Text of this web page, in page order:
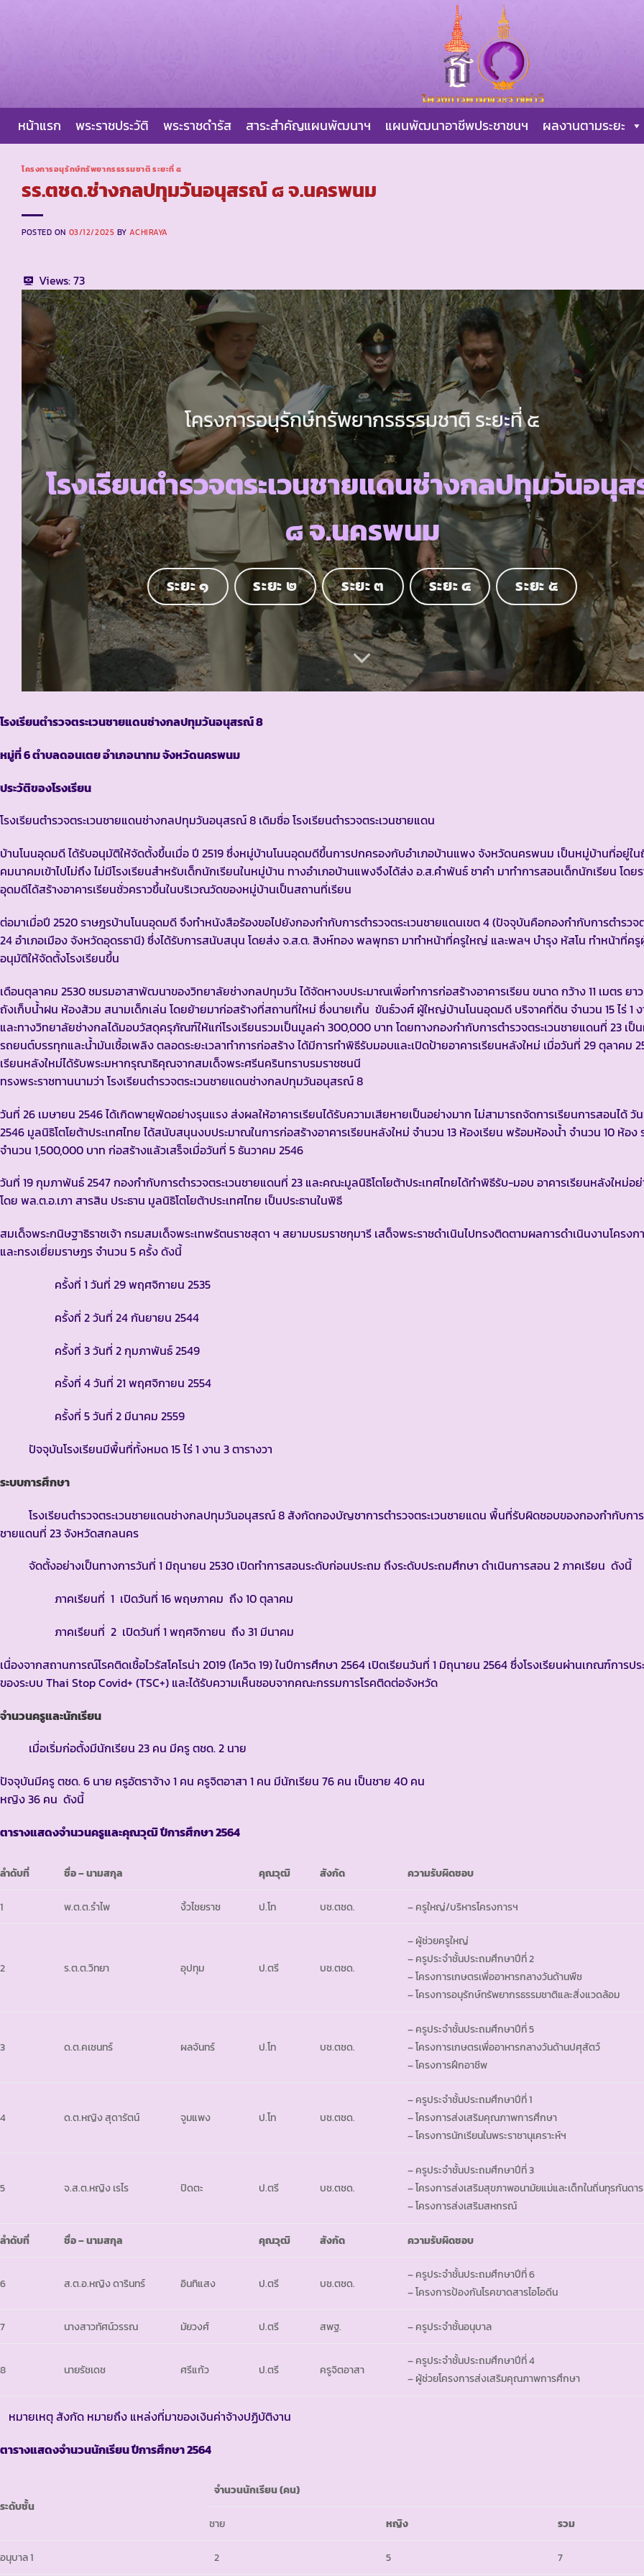
หน้าแรก พระราชประวัติ พระราชดำรัส สาระสำคัญแผนพัฒนาฯ แผนพัฒนาอาชีพประชาชนฯ ผลงานตามระยะ
โครงการอนุรักษ์ทรัพยากรธรรมชาติ ระยะที่ ๕
รร.ตชด.ช่างกลปทุมวันอนุสรณ์ ๘ จ.นครพนม
POSTED ON 03/12/2025 BYACHIRAYA
Views:73
โครงการอนุรักษ์ทรัพยากรธรรมชาติ ระยะที่ ๕
โรงเรียนตำรวจตระเวนชายแดนช่างกลปทุมวันอนุ
๘ จ.นครพนม
ระยะ ๑ ระยะ ๒ ระยะ ๓ ระยะ ๔ ระยะ ๕
โรงเรียนตำรวจตระเวนชายแดนช่างกลปทุมวันอนุสรณ์ 8
หมู่ที่ 6 ตำบลดอนเตย อำเภอนาทม จังหวัดนครพนม
ประวัติของโรงเรียน
โรงเรียนตำรวจตระเวนชายแดนช่างกลปทุมวันอนุสรณ์ 8 เดิมชื่อ โรงเรียนตำรวจตระเวนชายแดน
บ้านโนนอุดมดี ได้รับอนุมัติให้จัดตั้งขึ้นเมื่อ ปี 2519 ซึ่งหมู่บ้านโนนอุดมดีขึ้นการปกครองกับอำเภอบ้านแพง จังหวัดนครพนม เป็นหมู่บ้านที่อยู่ใ
คมนาคมเข้าไปไม่ถึง ไม่มีโรงเรียนสำหรับเด็กนักเรียนในหมู่บ้าน ทางอำเภอบ้านแพงจึงได้ส่ง อ.ส.คำพันธ์ ชาคำ มาทำการสอนเด็กนักเรียน โดย
อุดมดีได้สร้างอาคารเรียนชั่วคราวขึ้นในบริเวณวัดของหมู่บ้านเป็นสถานที่เรียน
ต่อมาเมื่อปี 2520 ราษฎรบ้านโนนอุดมดี จึงทำหนังสือร้องขอไปยังกองกำกับการตำรวจตระเวนชายแดนเขต 4 (ปัจจุบันคือกองกำกับการตำรวจ
24 อำเภอเมือง จังหวัดอุดรธานี) ซึ่งได้รับการสนับสนุน โดยส่ง จ.ส.ต. สิงห์ทอง พลพุทธา มาทำหน้าที่ครูใหญ่ และพลฯ บำรุง หัสโน ทำหน้าที่ครู
อนุมัติให้จัดตั้งโรงเรียนขึ้น
เดือนตุลาคม 2530 ชมรมอาสาพัฒนาของวิทยาลัยช่างกลปทุมวัน ได้จัดหางบประมาณเพื่อทำการก่อสร้างอาคารเรียน ขนาด กว้าง 11 เมตร ยา
ถังเก็บน้ำฝน ห้องส้วม สนามเด็กเล่น โดยย้ายมาก่อสร้างที่สถานที่ใหม่ ซึ่งนายเกิ้น ขันธ์วงศ์ ผู้ใหญ่บ้านโนนอุดมดี บริจาคที่ดิน จำนวน 15 ไร่ 1 ง
และทางวิทยาลัยช่างกลได้มอบวัสดุครุภัณฑ์ให้แก่โรงเรียนรวมเป็นมูลค่า 300,000 บาท โดยทางกองกำกับการตำรวจตระเวนชายแดนที่ 23 เ
รถยนต์บรรทุกและน้ำมันเชื้อเพลิง ตลอดระยะเวลาทำการก่อสร้าง ได้มีการทำพิธีรับมอบและเปิดป้ายอาคารเรียนหลังใหม่ เมื่อวันที่ 29 ตุลาคม
เรียนหลังใหม่ได้รับพระมหากรุณาธิคุณจากสมเด็จพระศรีนครินทราบรมราชชนนี
ทรงพระราชทานนามว่า โรงเรียนตำรวจตระเวนชายแดนช่างกลปทุมวันอนุสรณ์ 8
วันที่ 26 เมษายน 2546 ได้เกิดพายุพัดอย่างรุนแรง ส่งผลให้อาคารเรียนได้รับความเสียหายเป็นอย่างมาก ไม่สามารถจัดการเรียนการสอนได้
2546 มูลนิธิโตโยต้าประเทศไทย ได้สนับสนุนงบประมาณในการก่อสร้างอาคารเรียนหลังใหม่ จำนวน 13 ห้องเรียน พร้อมห้องน้ำ จำนวน 10 ห้อง
จำนวน 1,500,000 บาท ก่อสร้างแล้วเสร็จเมื่อวันที่ 5 ธันวาคม 2546
วันที่ 19 กุมภาพันธ์ 2547 กองกำกับการตำรวจตระเวนชายแดนที่ 23 และคณะมูลนิธิโตโยต้าประเทศไทยได้ทำพิธีรับ-มอบ อาคารเรียนหลังใหม่อ
โดย พล.ต.อ.เภา สารสิน ประธาน มูลนิธิโตโยต้าประเทศไทย เป็นประธานในพิธี
สมเด็จพระกนิษฐาธิราชเจ้า กรมสมเด็จพระเทพรัตนราชสุดา ฯ สยามบรมราชกุมารี เสด็จพระราชดำเนินไปทรงติดตามผลการดำเนินงานโครงก
และทรงเยี่ยมราษฎร จำนวน 5 ครั้ง ดังนี้
ครั้งที่ 1 วันที่ 29 พฤศจิกายน 2535
ครั้งที่ 2 วันที่ 24 กันยายน 2544
ครั้งที่ 3 วันที่ 2 กุมภาพันธ์ 2549
ครั้งที่ 4 วันที่ 21 พฤศจิกายน 2554
ครั้งที่ 5 วันที่ 2 มีนาคม 2559
ปัจจุบันโรงเรียนมีพื้นที่ทั้งหมด 15 ไร่ 1 งาน 3 ตารางวา
ระบบการศึกษา
โรงเรียนตำรวจตระเวนชายแดนช่างกลปทุมวันอนุสรณ์ 8 สังกัดกองบัญชาการตำรวจตระเวนชายแดน พื้นที่รับผิดชอบของกองกำกับการ
ชายแดนที่ 23 จังหวัดสกลนคร
จัดตั้งอย่างเป็นทางการวันที่ 1 มิถุนายน 2530 เปิดทำการสอนระดับก่อนประถม ถึงระดับประถมศึกษา ดำเนินการสอน 2 ภาคเรียน ดังนี้
ภาคเรียนที่ 1 เปิดวันที่ 16 พฤษภาคม ถึง 10 ตุลาคม
ภาคเรียนที่ 2 เปิดวันที่ 1 พฤศจิกายน ถึง 31 มีนาคม
เนื่องจากสถานการณ์โรคติดเชื้อไวรัสโคโรน่า 2019 (โควิด 19) ในปีการศึกษา 2564 เปิดเรียนวันที่ 1 มิถุนายน 2564 ซึ่งโรงเรียนผ่านเกณฑ์การป
ของระบบ Thai Stop Covid+ (TSC+) และได้รับความเห็นชอบจากคณะกรรมการโรคติดต่อจังหวัด
จำนวนครูและนักเรียน
เมื่อเริ่มก่อตั้งมีนักเรียน 23 คน มีครู ตชด. 2 นาย
ปัจจุบันมีครู ตชด. 6 นาย ครูอัตราจ้าง 1 คน ครูจิตอาสา 1 คน มีนักเรียน 76 คน เป็นชาย 40 คน
หญิง 36 คน ดังนี้
ตารางแสดงจำนวนครูและคุณวุฒิ ปีการศึกษา2564
ลำดับที่ ชื่อ– นามสกุล คุณวุฒิ สังกัด ความรับผิดชอบ
1 พ.ต.ต.รำไพ งิ้วไชยราช ป.โท บช.ตชด. – ครูใหญ่/บริหารโครงการฯ
2 ร.ต.ต.วิทยา อุปทุม ป.ตรี บช.ตชด.
– ผู้ช่วยครูใหญ่
– ครูประจำชั้นประถมศึกษาปีที่ 2
– โครงการเกษตรเพื่ออาหารกลางวันด้านพืช
– โครงการอนุรักษ์ทรัพยากรธรรมชาติและสิ่งแวดล้อม
3 ด.ต.คเชนทร์ ผลจันทร์ ป.โท บช.ตชด.
– ครูประจำชั้นประถมศึกษาปีที่ 5
– โครงการเกษตรเพื่ออาหารกลางวันด้านปศุสัตว์
– โครงการฝึกอาชีพ
4 ด.ต.หญิง สุดารัตน์ จูมแพง ป.โท บช.ตชด.
– ครูประจำชั้นประถมศึกษาปีที่ 1
– โครงการส่งเสริมคุณภาพการศึกษา
– โครงการนักเรียนในพระราชานุเคราะห์ฯ
5 จ.ส.ต.หญิง เรไร ปิดตะ ป.ตรี บช.ตชด.
– ครูประจำชั้นประถมศึกษาปีที่ 3
– โครงการส่งเสริมสุขภาพอนามัยแม่และเด็กในถิ่นทุรกันดาร
– โครงการส่งเสริมสหกรณ์
ลำดับที่ ชื่อ– นามสกุล คุณวุฒิ สังกัด ความรับผิดชอบ
6 ส.ต.อ.หญิง ดารินทร์ อินทิแสง ป.ตรี บช.ตชด.
– ครูประจำชั้นประถมศึกษาปีที่ 6
– โครงการป้องกันโรคขาดสารไอโอดีน
7 นางสาวทัศน์วรรณ มัยวงศ์ ป.ตรี สพฐ. – ครูประจำชั้นอนุบาล
8 นายรัชเดช ศรีแก้ว ป.ตรี ครูจิตอาสา
– ครูประจำชั้นประถมศึกษาปีที่ 4
– ผู้ช่วยโครงการส่งเสริมคุณภาพการศึกษา
หมายเหตุ สังกัด หมายถึง แหล่งที่มาของเงินค่าจ้างปฏิบัติงาน
ตารางแสดงจำนวนนักเรียน ปีการศึกษา2564
ระดับชั้น
จำนวนนักเรียน(คน)
ชาย หญิง รวม
อนุบาล 1 2 5 7